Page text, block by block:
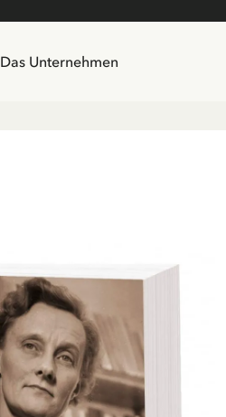
Das Unternehmen